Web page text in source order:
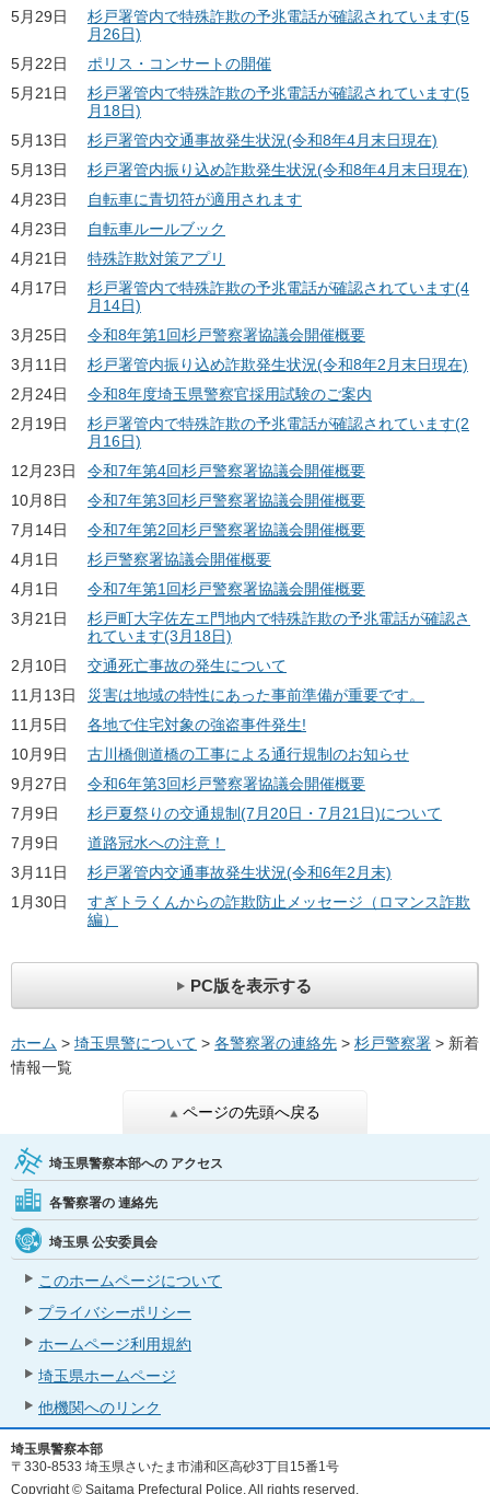
5月29日
杉戸署管内で特殊詐欺の予兆電話が確認されています(5
月26日)
5月22日
ポリス・コンサートの開催
5月21日
杉戸署管内で特殊詐欺の予兆電話が確認されています(5
月18日)
5月13日
杉戸署管内交通事故発生状況(令和8年4月末日現在)
5月13日
杉戸署管内振り込め詐欺発生状況(令和8年4月末日現在)
4月23日
自転車に青切符が適用されます
4月23日
自転車ルールブック
4月21日
特殊詐欺対策アプリ
4月17日
杉戸署管内で特殊詐欺の予兆電話が確認されています(4
月14日)
3月25日
令和8年第1回杉戸警察署協議会開催概要
3月11日
杉戸署管内振り込め詐欺発生状況(令和8年2月末日現在)
2月24日
令和8年度埼玉県警察官採用試験のご案内
2月19日
杉戸署管内で特殊詐欺の予兆電話が確認されています(2
月16日)
12月23日
令和7年第4回杉戸警察署協議会開催概要
10月8日
令和7年第3回杉戸警察署協議会開催概要
7月14日
令和7年第2回杉戸警察署協議会開催概要
4月1日
杉戸警察署協議会開催概要
4月1日
令和7年第1回杉戸警察署協議会開催概要
3月21日
杉戸町大字佐左エ門地内で特殊詐欺の予兆電話が確認さ
れています(3月18日)
2月10日
交通死亡事故の発生について
11月13日
災害は地域の特性にあった事前準備が重要です。
11月5日
各地で住宅対象の強盗事件発生!
10月9日
古川橋側道橋の工事による通行規制のお知らせ
9月27日
令和6年第3回杉戸警察署協議会開催概要
7月9日
杉戸夏祭りの交通規制(7月20日・7月21日)について
7月9日
道路冠水への注意！
3月11日
杉戸署管内交通事故発生状況(令和6年2月末)
1月30日
すぎトラくんからの詐欺防止メッセージ（ロマンス詐欺
編）
PC版を表示する
ホーム > 埼玉県警について > 各警察署の連絡先 > 杉戸警察署 > 新着
情報一覧
ページの先頭へ戻る
埼玉県警察本部への アクセス
各警察署の 連絡先
埼玉県 公安委員会
このホームページについて
プライバシーポリシー
ホームページ利用規約
埼玉県ホームページ
他機関へのリンク
埼玉県警察本部
〒330-8533 埼玉県さいたま市浦和区高砂3丁目15番1号
Copyright © Saitama Prefectural Police. All rights reserved.